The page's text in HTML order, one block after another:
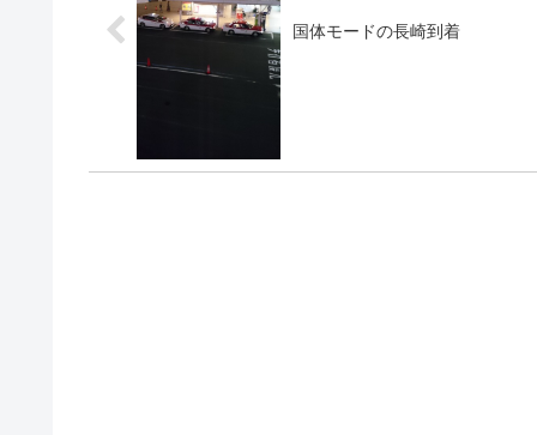
国体モードの長崎到着